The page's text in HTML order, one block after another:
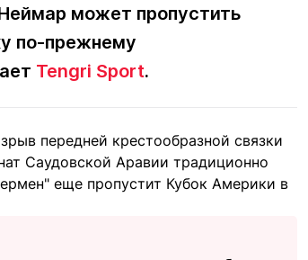
Светлая тема
Мы в социальных сетях
может пропустить
по-прежнему
Tengri Sport.
передней крестообразной связки
Саудовской Аравии традиционно
еще пропустит Кубок Америки в